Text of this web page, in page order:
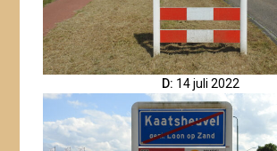
D: 14 juli 2022